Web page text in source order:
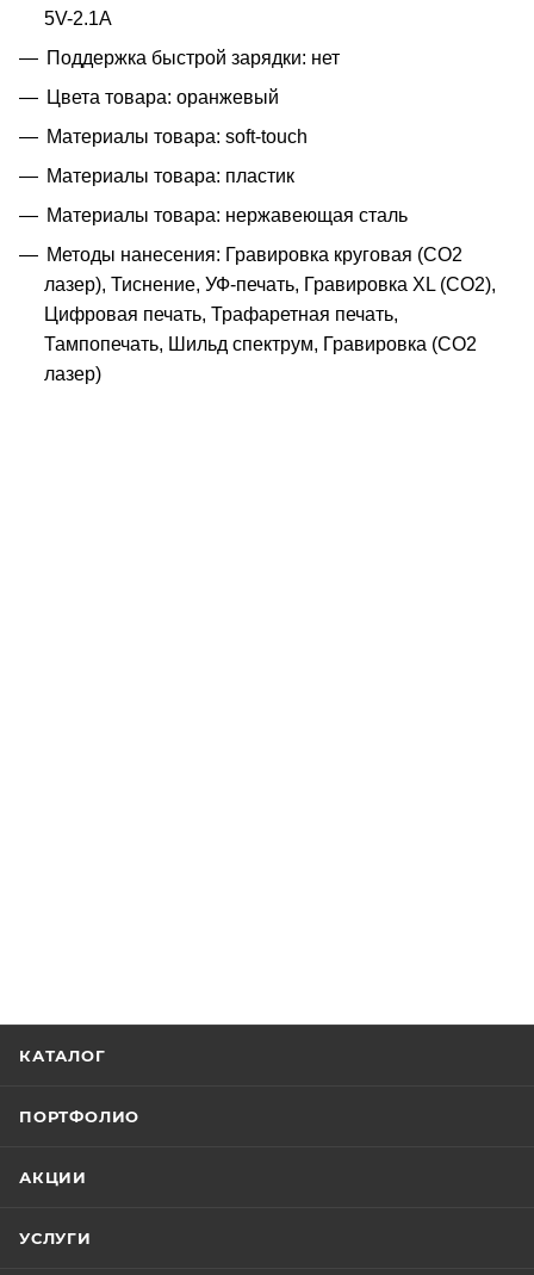
5V-2.1A
Поддержка быстрой зарядки: нет
Цвета товара: оранжевый
Материалы товара: soft-touch
Материалы товара: пластик
Материалы товара: нержавеющая cталь
Методы нанесения: Гравировка круговая (CO2
лазер), Тиснение, УФ-печать, Гравировка XL (СО2),
Цифровая печать, Трафаретная печать,
Тампопечать, Шильд спектрум, Гравировка (CO2
лазер)
КАТАЛОГ
ПОРТФОЛИО
АКЦИИ
УСЛУГИ